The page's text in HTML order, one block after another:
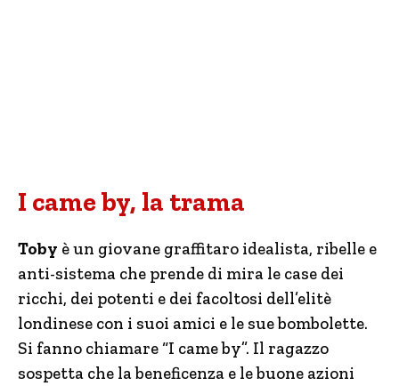
I came by, la trama
Toby è un giovane graffitaro idealista, ribelle e
anti-sistema che prende di mira le case dei
ricchi, dei potenti e dei facoltosi dell’elitè
londinese con i suoi amici e le sue bombolette.
Si fanno chiamare “I came by”. Il ragazzo
sospetta che la beneficenza e le buone azioni